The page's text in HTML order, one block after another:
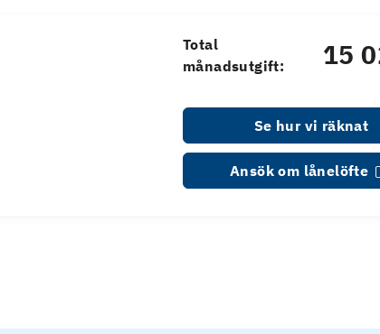
Total
månadsutgift:
15
Se hur vi räknat
Ansök om lånelöfte